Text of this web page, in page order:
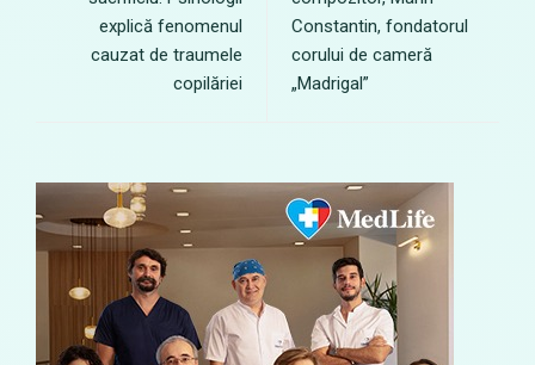
explică fenomenul
cauzat de traumele
copilăriei
Constantin, fondatorul
corului de cameră
„Madrigal”